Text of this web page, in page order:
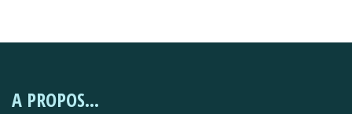
A PROPOS...